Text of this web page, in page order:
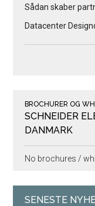
Sådan skaber
Datacenter
BROCHURER OG
SCHNEIDER
DANMARK
No brochures /
SENESTE